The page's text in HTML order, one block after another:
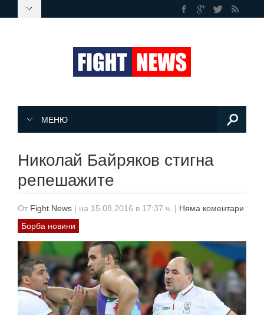
МЕНЮ
Николай Байряков стигна
репешажите
От Fight News | на 15.08.2016 в 17:37 ч. | Няма коментари
Борба новини